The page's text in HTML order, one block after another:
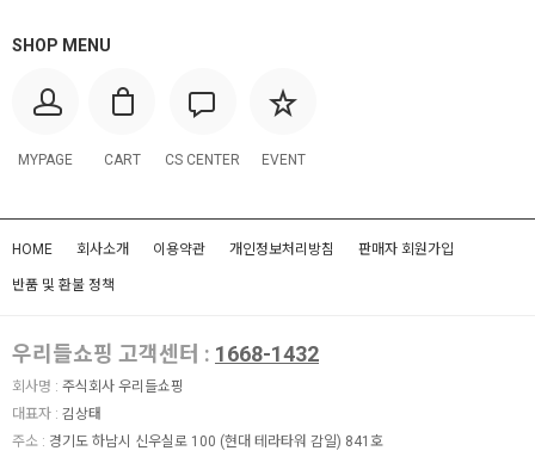
SHOP MENU
MYPAGE CART CS CENTER EVENT
HOME 회사소개 이용약관 개인정보처리방침 판매자 회원가입
반품 및 환불 정책
우리들쇼핑 고객센터 : 1668-1432
회사명 : 주식회사 우리들쇼핑
대표자 : 김상태
주소 : 경기도 하남시 신우실로 100 (현대 테라타워 감일) 841호